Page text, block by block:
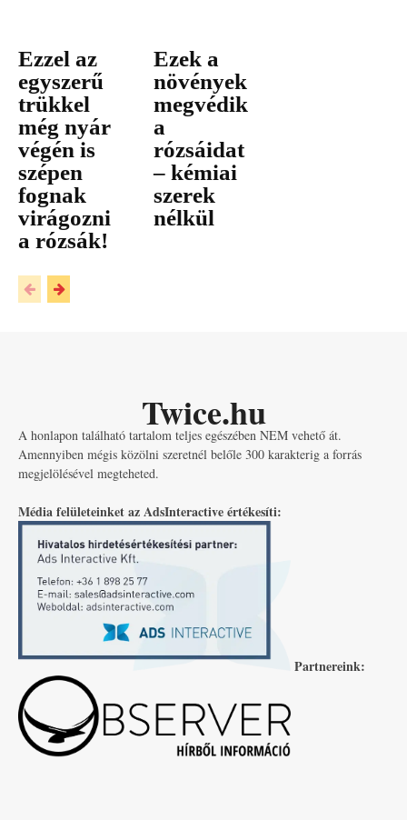
Ezzel az
egyszerű
trükkel
még nyár
végén is
szépen
fognak
virágozni
a rózsák!
Ezek a
növények
megvédik
a
rózsáidat
– kémiai
szerek
nélkül
Twice.hu
A honlapon található tartalom teljes egészében NEM vehető át.
Amennyiben mégis közölni szeretnél belőle 300 karakterig a forrás
megjelölésével megteheted.
Média felületeinket az AdsInteractive értékesíti:
Partnereink: